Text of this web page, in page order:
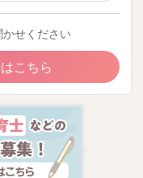
せください
こちら